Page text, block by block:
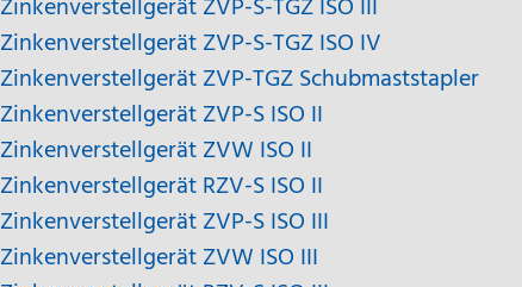
Zinkenverstellgerät ZVP-S-TGZ ISO III
Zinkenverstellgerät ZVP-S-TGZ ISO IV
Zinkenverstellgerät ZVP-TGZ Schubmaststapler
Zinkenverstellgerät ZVP-S ISO II
Zinkenverstellgerät ZVW ISO II
Zinkenverstellgerät RZV-S ISO II
Zinkenverstellgerät ZVP-S ISO III
Zinkenverstellgerät ZVW ISO III